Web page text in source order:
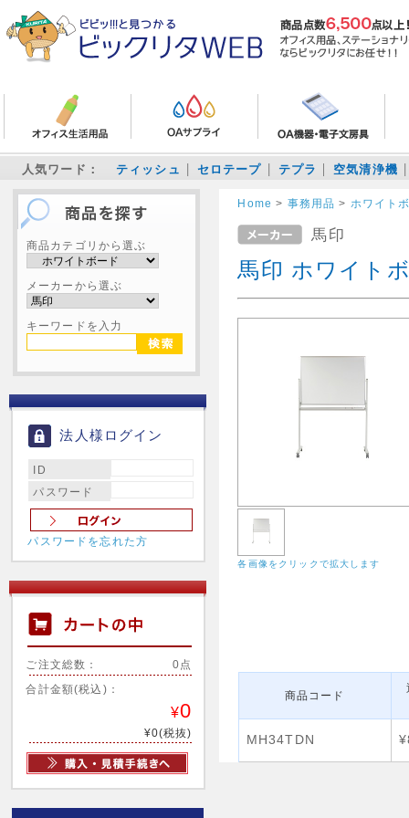
人気ワード： ティッシュ セロテープ テプラ 空気清浄機
商品カテゴリから選ぶ
メーカーから選ぶ
キーワードを入力
法人様ログイン
ID
パスワード
パスワードを忘れた方
ご注文総数： 0点
合計金額(税込)：
¥0
¥0(税抜)
Home > 事務用品 > ホワイト
馬印
馬印 ホワイト
各画像をクリックで拡大します
商品コード
MH34TDN